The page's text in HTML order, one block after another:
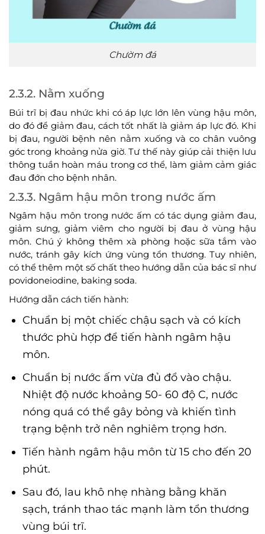
Chườm đá
2.3.2. Nằm xuống
Búi trĩ bị đau nhức khi có áp lực lớn lên vùng hậu môn,
do đó để giảm đau, cách tốt nhất là giảm áp lực đó. Khi
bị đau, người bệnh nên nằm xuống và co chân vuông
góc trong khoảng nửa giờ. Tư thế này giúp cải thiện lưu
thông tuần hoàn máu trong cơ thể, làm giảm cảm giác
đau đớn cho bệnh nhân.
2.3.3. Ngâm hậu môn trong nước ấm
Ngâm hậu môn trong nước ấm có tác dụng giảm đau,
giảm sưng, giảm viêm cho người bị đau ở vùng hậu
môn. Chú ý không thêm xà phòng hoặc sữa tắm vào
nước, tránh gây kích ứng vùng tổn thương. Tuy nhiên,
có thể thêm một số chất theo hướng dẫn của bác sĩ như
povidoneiodine, baking soda.
Hướng dẫn cách tiến hành:
Chuẩn bị một chiếc chậu sạch và có kích
thước phù hợp để tiến hành ngâm hậu
môn.
Chuẩn bị nước ấm vừa đủ đổ vào chậu.
Nhiệt độ nước khoảng 50- 60 độ C, nước
nóng quá có thể gây bỏng và khiến tình
trạng bệnh trở nên nghiêm trọng hơn.
Tiến hành ngâm hậu môn từ 15 cho đến 20
phút.
Sau đó, lau khô nhẹ nhàng bằng khăn
sạch, tránh thao tác mạnh làm tổn thương
vùng búi trĩ.